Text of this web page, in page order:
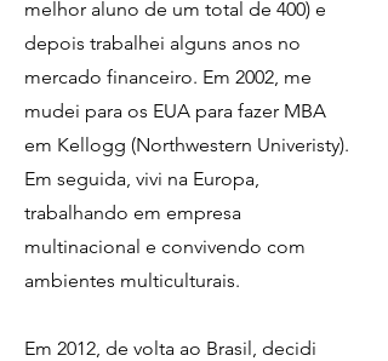
melhor aluno de um total de 400) e
depois trabalhei alguns anos no
mercado financeiro. Em 2002, me
mudei para os EUA para fazer MBA
em Kellogg (Northwestern Univeristy).
Em seguida, vivi na Europa,
trabalhando em empresa
multinacional e convivendo com
ambientes multiculturais.
Em 2012, de volta ao Brasil, decidi